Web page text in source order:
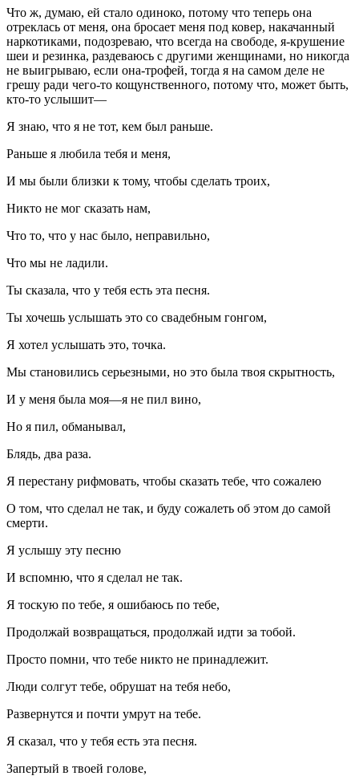
Что ж, думаю, ей стало одиноко, потому что теперь она
отреклась от меня, она бросает меня под ковер, накачанный
наркотиками, подозреваю, что всегда на свободе, я-крушение
шеи и резинка, раздеваюсь с другими женщинами, но никогда
не выигрываю, если она-трофей, тогда я на самом деле не
грешу ради чего-то кощунственного, потому что, может быть,
кто-то услышит—
Я знаю, что я не тот, кем был раньше.
Раньше я любила тебя и меня,
И мы были близки к тому, чтобы сделать троих,
Никто не мог сказать нам,
Что то, что у нас было, неправильно,
Что мы не ладили.
Ты сказала, что у тебя есть эта песня.
Ты хочешь услышать это со свадебным гонгом,
Я хотел услышать это, точка.
Мы становились серьезными, но это была твоя скрытность,
И у меня была моя—я не пил вино,
Но я пил, обманывал,
Блядь, два раза.
Я перестану рифмовать, чтобы сказать тебе, что сожалею
О том, что сделал не так, и буду сожалеть об этом до самой
смерти.
Я услышу эту песню
И вспомню, что я сделал не так.
Я тоскую по тебе, я ошибаюсь по тебе,
Продолжай возвращаться, продолжай идти за тобой.
Просто помни, что тебе никто не принадлежит.
Люди солгут тебе, обрушат на тебя небо,
Развернутся и почти умрут на тебе.
Я сказал, что у тебя есть эта песня.
Запертый в твоей голове,